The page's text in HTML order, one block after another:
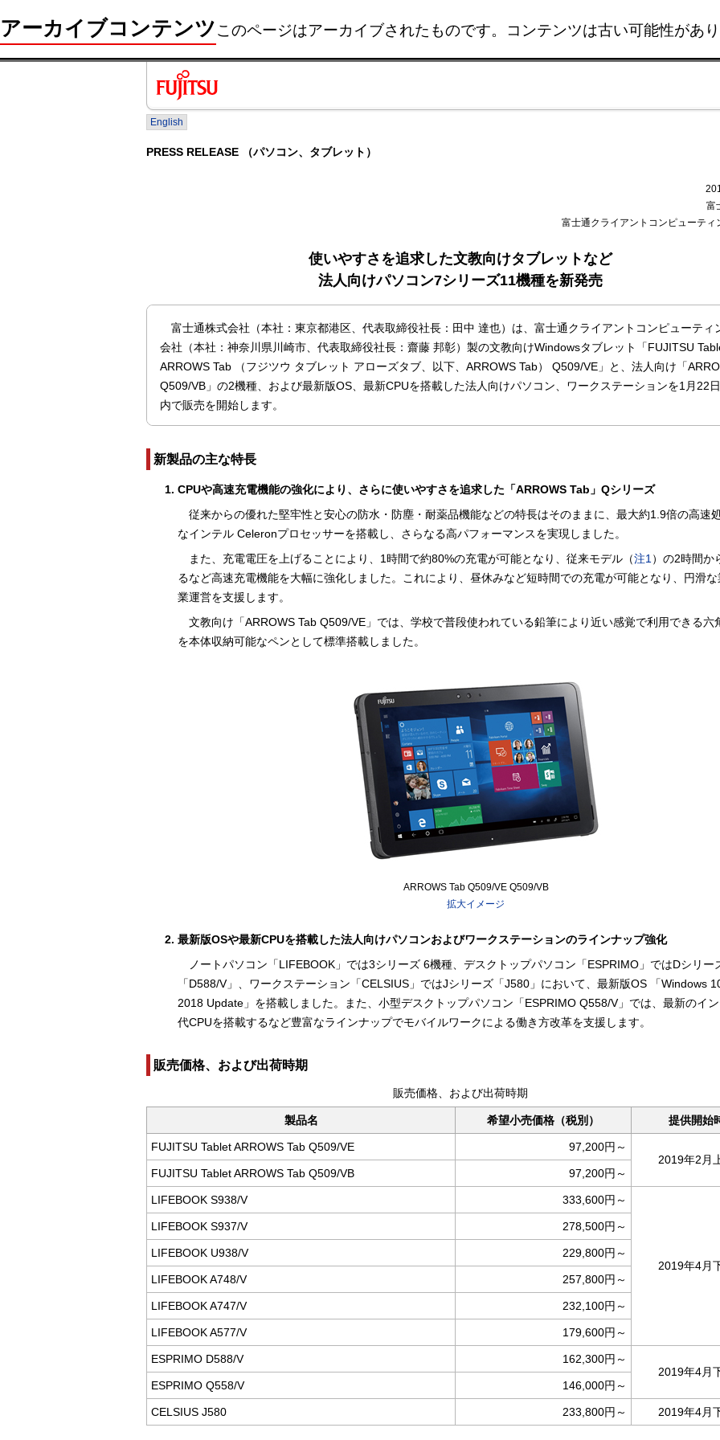
アーカイブコンテンツこのページはアーカイブされたものです。コンテンツは古い可能性があり
English
PRESS RELEASE （パソコン、タブレット）
富
富士通クライアントコンピューティ
使いやすさを追求した文教向けタブレットなど
法人向けパソコン7シリーズ11機種を新発売
富士通株式会社（本社：東京都港区、代表取締役社長：田中 達也）は、富士通クライアントコンピューティ
会社（本社：神奈川県川崎市、代表取締役社長：齋藤 邦彰）製の文教向けWindowsタブレット「FUJITSU
ARROWS Tab （フジツウ タブレット アローズタブ、以下、ARROWS Tab） Q509/VE」と、法人向け「
Q509/VB」の2機種、および最新版OS、最新CPUを搭載した法人向けパソコン、ワークステーションを1月22
内で販売を開始します。
新製品の主な特長
CPUや高速充電機能の強化により、さらに使いやすさを追求した「ARROWS Tab」Qシリーズ
従来からの優れた堅牢性と安心の防水・防塵・耐薬品機能などの特長はそのままに、最大約1.9倍の高速
なインテル Celeronプロセッサーを搭載し、さらなる高パフォーマンスを実現しました。
また、充電電圧を上げることにより、1時間で約80%の充電が可能となり、従来モデル（注1 ）の2時間か
るなど高速充電機能を大幅に強化しました。これにより、昼休みなど短時間での充電が可能となり、円滑
業運営を支援します。
文教向け「ARROWS Tab Q509/VE」では、学校で普段使われている鉛筆により近い感覚で利用できる六
を本体収納可能なペンとして標準搭載しました。
ARROWS Tab Q509/VE Q509/VB
拡大イメージ
最新版OSや最新CPUを搭載した法人向けパソコンおよびワークステーションのラインナップ強化
ノートパソコン「LIFEBOOK」では3シリーズ 6機種、デスクトップパソコン「ESPRIMO」ではDシリー
「D588/V」、ワークステーション「CELSIUS」ではJシリーズ「J580」において、最新版OS 「Windows
2018 Update」を搭載しました。また、小型デスクトップパソコン「ESPRIMO Q558/V」では、最新のイ
代CPUを搭載するなど豊富なラインナップでモバイルワークによる働き方改革を支援します。
販売価格、および出荷時期
販売価格、および出荷時期
製品名 希望小売価格（税別） 提供開始
FUJITSU Tablet ARROWS Tab Q509/VE
97,200円～
2019年2月
FUJITSU Tablet ARROWS Tab Q509/VB
97,200円～
LIFEBOOK S938/V 333,600円～
2019年4月
LIFEBOOK S937/V 278,500円～
LIFEBOOK U938/V 229,800円～
LIFEBOOK A748/V 257,800円～
LIFEBOOK A747/V 232,100円～
LIFEBOOK A577/V 179,600円～
ESPRIMO D588/V
162,300円～
2019年4月
ESPRIMO Q558/V
146,000円～
CELSIUS J580 233,800円～ 2019年4月